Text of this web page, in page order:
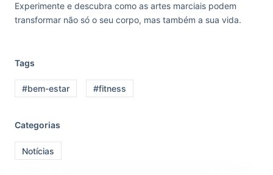
Experimente e descubra como as artes marciais podem
transformar não só o seu corpo, mas também a sua vida.
Tags
#bem-estar #fitness
Categorias
Notícias